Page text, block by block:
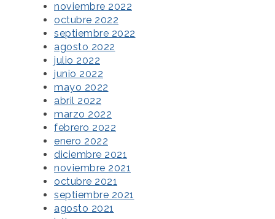
noviembre 2022
octubre 2022
septiembre 2022
agosto 2022
julio 2022
junio 2022
mayo 2022
abril 2022
marzo 2022
febrero 2022
enero 2022
diciembre 2021
noviembre 2021
octubre 2021
septiembre 2021
agosto 2021